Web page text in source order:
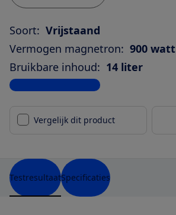
Soort: Vrijstaand
Vermogen magnetron: 900 watt
Bruikbare inhoud: 14 liter
Bekijk alle specificaties
Vergelijk dit product
TestresultaatSpecificaties